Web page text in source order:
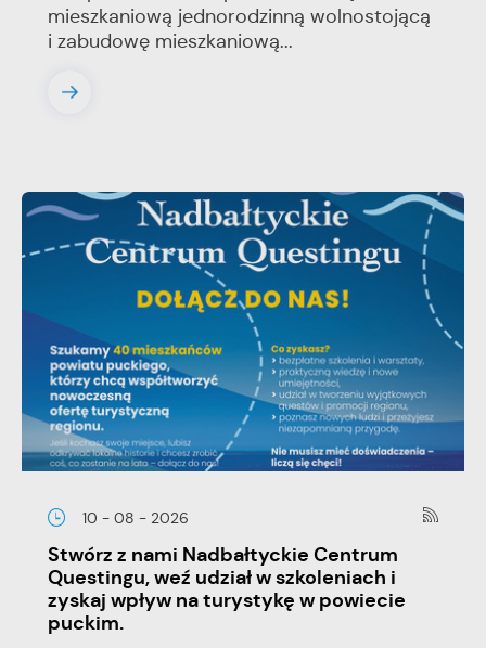
mieszkaniową jednorodzinną wolnostojącą
i zabudowę mieszkaniową...
10 - 08 - 2026
Stwórz z nami Nadbałtyckie Centrum
Questingu, weź udział w szkoleniach i
zyskaj wpływ na turystykę w powiecie
puckim.